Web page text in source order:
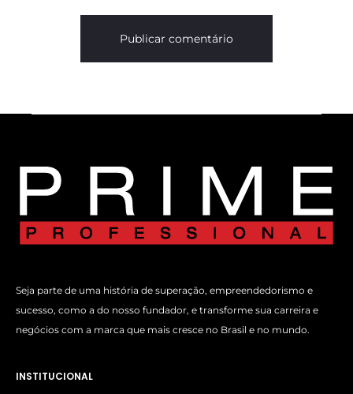
Seja parte de uma história de superação, empreendedorismo e
sucesso, como a do nosso fundador, e transforme sua carreira e
negócios com a marca que mais cresce no Brasil e no mundo.
INSTITUCIONAL